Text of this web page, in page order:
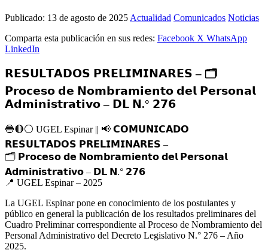
Publicado: 13 de agosto de 2025 Actualidad Comunicados Noticias
Comparta esta publicación en sus redes: Facebook X WhatsApp
LinkedIn
𝗥𝗘𝗦𝗨𝗟𝗧𝗔𝗗𝗢𝗦 𝗣𝗥𝗘𝗟𝗜𝗠𝗜𝗡𝗔𝗥𝗘𝗦 – 🗂
𝗣𝗿𝗼𝗰𝗲𝘀𝗼 𝗱𝗲 𝗡𝗼𝗺𝗯𝗿𝗮𝗺𝗶𝗲𝗻𝘁𝗼 𝗱𝗲𝗹 𝗣𝗲𝗿𝘀𝗼𝗻𝗮𝗹
𝗔𝗱𝗺𝗶𝗻𝗶𝘀𝘁𝗿𝗮𝘁𝗶𝘃𝗼 – 𝗗𝗟 𝗡.° 𝟮𝟳𝟲
🔵🔴⚪️ UGEL Espinar || 📢 𝗖𝗢𝗠𝗨𝗡𝗜𝗖𝗔𝗗𝗢
𝗥𝗘𝗦𝗨𝗟𝗧𝗔𝗗𝗢𝗦 𝗣𝗥𝗘𝗟𝗜𝗠𝗜𝗡𝗔𝗥𝗘𝗦 –
🗂 𝗣𝗿𝗼𝗰𝗲𝘀𝗼 𝗱𝗲 𝗡𝗼𝗺𝗯𝗿𝗮𝗺𝗶𝗲𝗻𝘁𝗼 𝗱𝗲𝗹 𝗣𝗲𝗿𝘀𝗼𝗻𝗮𝗹
𝗔𝗱𝗺𝗶𝗻𝗶𝘀𝘁𝗿𝗮𝘁𝗶𝘃𝗼 – 𝗗𝗟 𝗡.° 𝟮𝟳𝟲
📍 UGEL Espinar – 2025
La UGEL Espinar pone en conocimiento de los postulantes y
público en general la publicación de los resultados preliminares del
Cuadro Preliminar correspondiente al Proceso de Nombramiento del
Personal Administrativo del Decreto Legislativo N.° 276 – Año
2025.